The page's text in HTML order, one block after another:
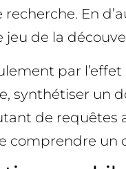
En
de la
par
synthétiser un
de
comprendre